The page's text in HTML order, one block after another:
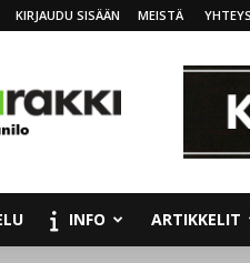
KIRJAUDU SISÄÄN MEISTÄ
INFO ARTIKKELIT